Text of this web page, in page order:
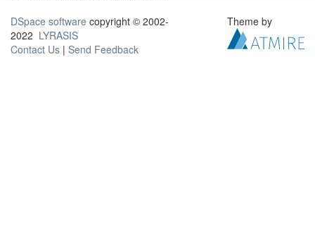
DSpace software copyright © 2002-
2022 LYRASIS
Contact Us | Send Feedback
Theme by